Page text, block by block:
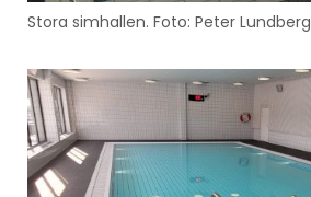
Stora simhallen. Foto: Peter Lundberg